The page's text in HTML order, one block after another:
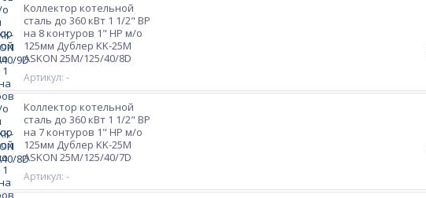
Коллектор котельной
сталь до 360 кВт 1 1/2" ВР
на 8 контуров 1" НР м/о
125мм Дублер KK-25М
ASKON 25M/125/40/8D
Артикул: -
Коллектор котельной
сталь до 360 кВт 1 1/2" ВР
на 7 контуров 1" НР м/о
125мм Дублер KK-25М
ASKON 25M/125/40/7D
Артикул: -